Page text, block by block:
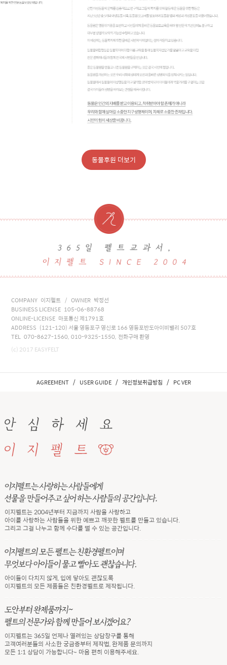
동물후원 더보기
COMPANY 이지펠트 / OWNER 박정선
BUSINESS LICENSE 105-06-88768
ONLINE-LICENSE 마포통신 제1791호
ADDRESS (121-120) 서울 영등포구 영신로 166 영등포반도아이비밸리 507호
TEL 070-8627-1560, 010-9325-1550, 전화구매 환영
(c) 2017 EASYFELT
AGREEMENT / USER GUIDE / 개인정보취급방침 / PC VER
이지펠트는 2004년부터 지금까지 사람을 사랑하고
아이를 사랑하는 사람들을 위한 예쁘고 깨끗한 펠트를 만들고 있습니다.
그리고 그걸 나누고 함께 수다를 떨 수 있는 공간입니다.
아이들이 다치지 않게, 입에 닿아도 괜찮도록
이지펠트의 모든 제품들은 친환경펠트로 제작됩니다.
이지펠트는 365일 언제나 열려있는 상담창구를 통해
고객여러분들의 사소한 궁금증부터 제작법, 완제품 문의까지
모든 1:1 상담이 가능합니다~ 마음 편히 이용해주세요.